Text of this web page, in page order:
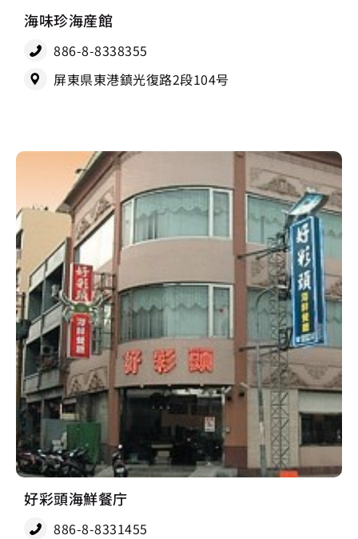
海味珍海産館
886-8-8338355
屏東県東港鎮光復路2段104号
好彩頭海鮮餐庁
886-8-8331455